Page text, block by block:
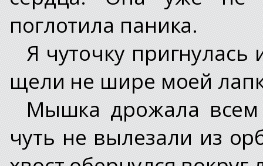
поглотила паника.
Я чуточку пригнулась
щели не шире моей
Мышка дрожала всем
чуть не вылезали из